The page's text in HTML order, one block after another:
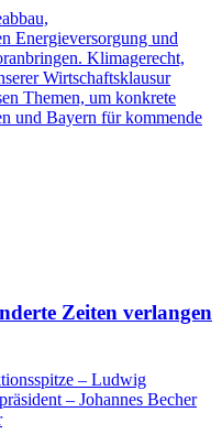
Energieversorgung und
Klimagerecht,
Wirtschaftsklausur
Themen, um konkrete
und Bayern für kommende
Zeiten verlangen
– Ludwig
– Johannes Becher